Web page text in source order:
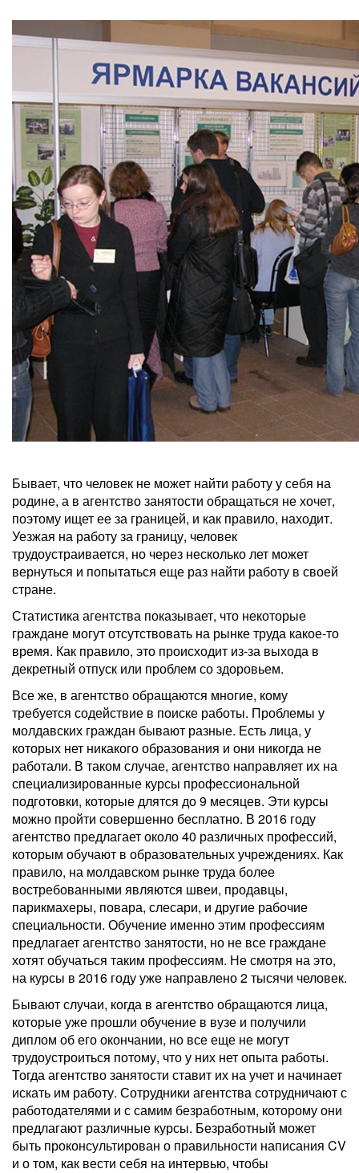
Бывает, что человек не может найти работу у себя на
родине, а в агентство занятости обращаться не хочет,
поэтому ищет ее за границей, и как правило, находит.
Уезжая на работу за границу, человек
трудоустраивается, но через несколько лет может
вернуться и попытаться еще раз найти работу в своей
стране.
Статистика агентства показывает, что некоторые
граждане могут отсутствовать на рынке труда какое-то
время. Как правило, это происходит из-за выхода в
декретный отпуск или проблем со здоровьем.
Все же, в агентство обращаются многие, кому
требуется содействие в поиске работы. Проблемы у
молдавских граждан бывают разные. Есть лица, у
которых нет никакого образования и они никогда не
работали. В таком случае, агентство направляет их на
специализированные курсы профессиональной
подготовки, которые длятся до 9 месяцев. Эти курсы
можно пройти совершенно бесплатно. В 2016 году
агентство предлагает около 40 различных профессий,
которым обучают в образовательных учреждениях. Как
правило, на молдавском рынке труда более
востребованными являются швеи, продавцы,
парикмахеры, повара, слесари, и другие рабочие
специальности. Обучение именно этим профессиям
предлагает агентство занятости, но не все граждане
хотят обучаться таким профессиям. Не смотря на это,
на курсы в 2016 году уже направлено 2 тысячи человек.
Бывают случаи, когда в агентство обращаются лица,
которые уже прошли обучение в вузе и получили
диплом об его окончании, но все еще не могут
трудоустроиться потому, что у них нет опыта работы.
Тогда агентство занятости ставит их на учет и начинает
искать им работу. Сотрудники агентства сотрудничают с
работодателями и с самим безработным, которому они
предлагают различные курсы. Безработный может
быть проконсультирован о правильности написания CV
и о том, как вести себя на интервью, чтобы